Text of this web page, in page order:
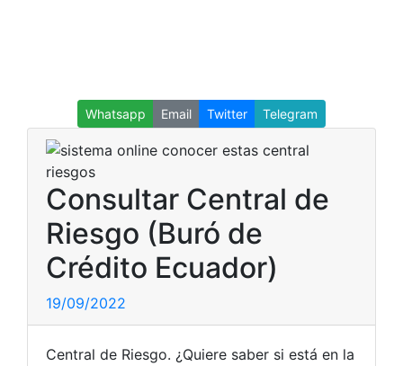
Whatsapp Email Twitter Telegram
Consultar Central de
Riesgo (Buró de
Crédito Ecuador)
19/09/2022
Central de Riesgo. ¿Quiere saber si está en la